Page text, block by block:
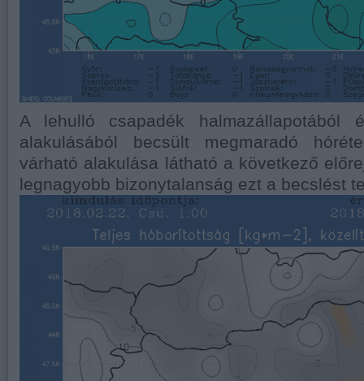
A lehulló csapadék halmazállapotából
alakulásából becsült megmaradó
várható alakulása látható a következő
legnagyobb bizonytalanság ezt a becslést